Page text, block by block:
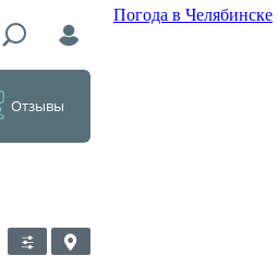
Погода в Челябинске
Отзывы